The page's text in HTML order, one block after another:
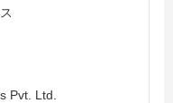
Pvt. Ltd.